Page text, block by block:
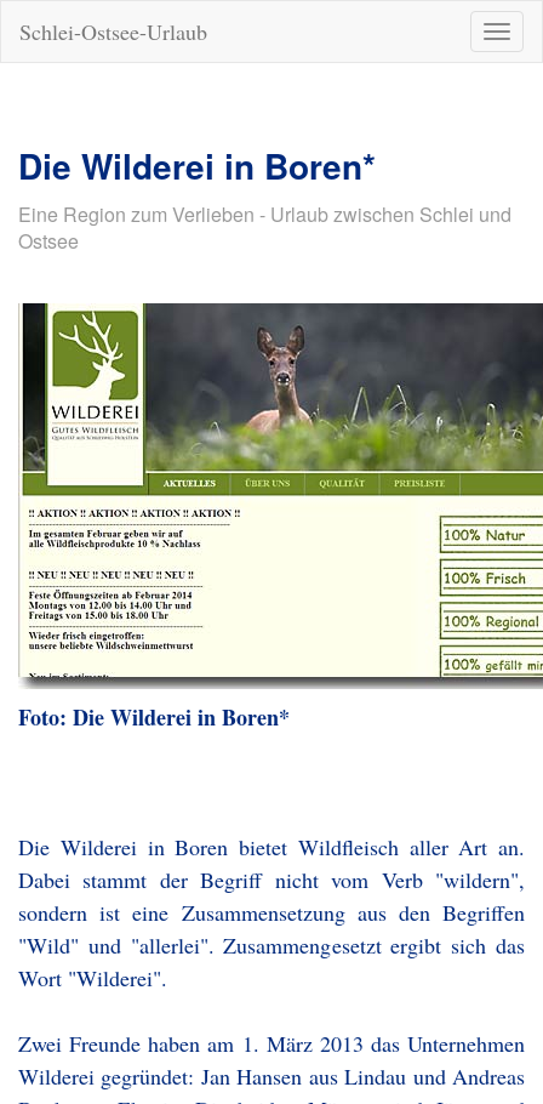
ein-/
Schlei-Ostsee-Urlaub
Die Wilderei in Boren*
Eine Region zum Verlieben - Urlaub zwischen Schlei und
Ostsee
Foto: Die Wilderei in Boren*
Die Wilderei in Boren bietet Wildfleisch aller Art an.
Dabei stammt der Begriff nicht vom Verb "wildern",
sondern ist eine Zusammensetzung aus den Begriffen
"Wild" und "allerlei". Zusammengesetzt ergibt sich das
Wort "Wilderei".
Zwei Freunde haben am 1. März 2013 das Unternehmen
Wilderei gegründet: Jan Hansen aus Lindau und Andreas